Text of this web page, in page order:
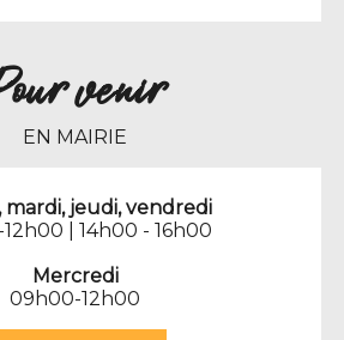
venir
EN MAIRIE
mardi, jeudi, vendredi
| 14h00 - 16h00
Mercredi
09h00-12h00